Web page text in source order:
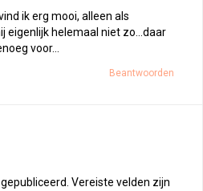
ik erg mooi, alleen als
eigenlijk helemaal niet zo…daar
voor…
Beantwoorden
Vereiste velden zijn